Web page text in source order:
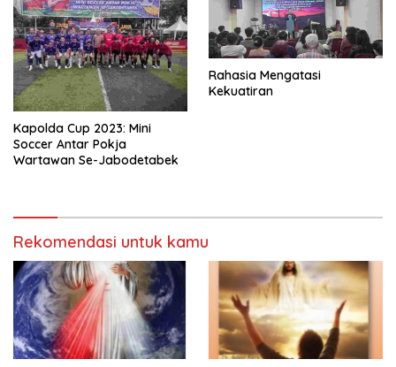
Kapolda Cup 2023: Mini
Soccer Antar Pokja
Wartawan Se-Jabodetabek
Rahasia Mengatasi
Kekuatiran
Rekomendasi untuk kamu